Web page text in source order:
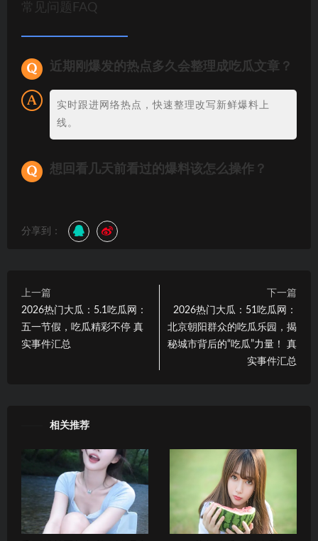
常见问题FAQ
近期刚爆发的热点多久会整理成吃瓜文章？
实时跟进网络热点，快速整理改写新鲜爆料上
线。
想回看几天前看过的爆料该怎么操作？
分享到：
上一篇
2026热门大瓜：5.1吃瓜网：
五一节假，吃瓜精彩不停 真
实事件汇总
下一篇
2026热门大瓜：51吃瓜网：
北京朝阳群众的吃瓜乐园，揭
秘城市背后的“吃瓜”力量！ 真
实事件汇总
相关推荐